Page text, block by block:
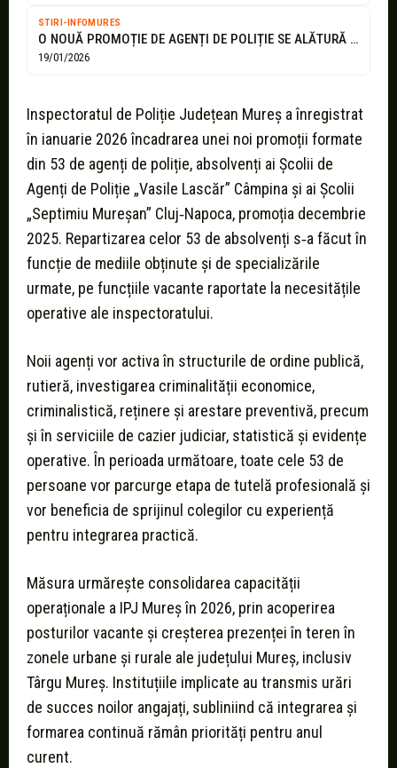
STIRI-INFOMURES
O NOUĂ PROMOȚIE DE AGENȚI DE POLIȚIE SE ALĂTURĂ I.P.J. MUREȘ
19/01/2026
Inspectoratul de Poliție Județean Mureș a înregistrat
în ianuarie 2026 încadrarea unei noi promoții formate
din 53 de agenți de poliție, absolvenți ai Școlii de
Agenți de Poliție „Vasile Lascăr” Câmpina și ai Școlii
„Septimiu Mureșan” Cluj‑Napoca, promoția decembrie
2025. Repartizarea celor 53 de absolvenți s‑a făcut în
funcție de mediile obținute și de specializările
urmate, pe funcțiile vacante raportate la necesitățile
operative ale inspectoratului.
Noii agenți vor activa în structurile de ordine publică,
rutieră, investigarea criminalității economice,
criminalistică, reținere și arestare preventivă, precum
și în serviciile de cazier judiciar, statistică și evidențe
operative. În perioada următoare, toate cele 53 de
persoane vor parcurge etapa de tutelă profesională și
vor beneficia de sprijinul colegilor cu experiență
pentru integrarea practică.
Măsura urmărește consolidarea capacității
operaționale a IPJ Mureș în 2026, prin acoperirea
posturilor vacante și creșterea prezenței în teren în
zonele urbane și rurale ale județului Mureș, inclusiv
Târgu Mureș. Instituțiile implicate au transmis urări
de succes noilor angajați, subliniind că integrarea și
formarea continuă rămân priorități pentru anul
curent.